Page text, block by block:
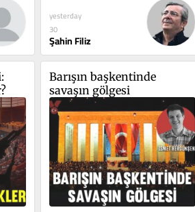
yesterday
30
Şahin Filiz
Barışın başkentinde
savaşın gölgesi